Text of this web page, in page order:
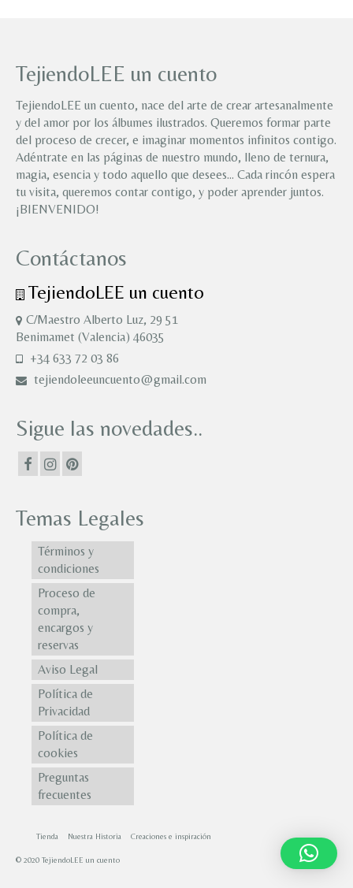
TejiendoLEE un cuento
TejiendoLEE un cuento, nace del arte de crear artesanalmente
y del amor por los álbumes ilustrados. Queremos formar parte
del proceso de crecer, e imaginar momentos infinitos contigo.
Adéntrate en las páginas de nuestro mundo, lleno de ternura,
magia, esencia y todo aquello que desees… Cada rincón espera
tu visita, queremos contar contigo, y poder aprender juntos.
¡BIENVENIDO!
Contáctanos
TejiendoLEE un cuento
C/Maestro Alberto Luz, 29 51
Benimamet (Valencia) 46035
+34 633 72 03 86
tejiendoleeuncuento@gmail.com
Sigue las novedades..
Temas Legales
Términos y
condiciones
Proceso de
compra,
encargos y
reservas
Aviso Legal
Política de
Privacidad
Política de
cookies
Preguntas
frecuentes
Tienda Nuestra Historia Creaciones e inspiración
© 2020 TejiendoLEE un cuento